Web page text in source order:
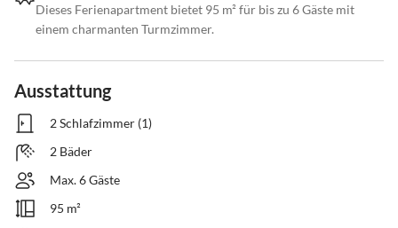
Dieses Ferienapartment bietet 95 m² für bis zu 6 Gäste mit
einem charmanten Turmzimmer.
Ausstattung
2 Schlafzimmer (1)
2 Bäder
Max. 6 Gäste
95 m²